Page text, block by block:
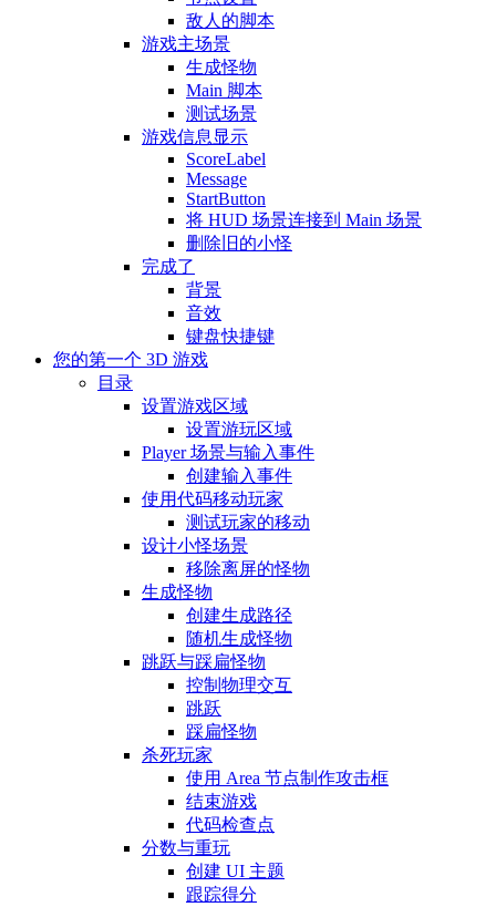
敌人的脚本
游戏主场景
生成怪物
Main 脚本
测试场景
游戏信息显示
ScoreLabel
Message
StartButton
将 HUD 场景连接到 Main 场景
删除旧的小怪
完成了
背景
音效
键盘快捷键
您的第一个 3D 游戏
目录
设置游戏区域
设置游玩区域
Player 场景与输入事件
创建输入事件
使用代码移动玩家
测试玩家的移动
设计小怪场景
移除离屏的怪物
生成怪物
创建生成路径
随机生成怪物
跳跃与踩扁怪物
控制物理交互
跳跃
踩扁怪物
杀死玩家
使用 Area 节点制作攻击框
结束游戏
代码检查点
分数与重玩
创建 UI 主题
跟踪得分